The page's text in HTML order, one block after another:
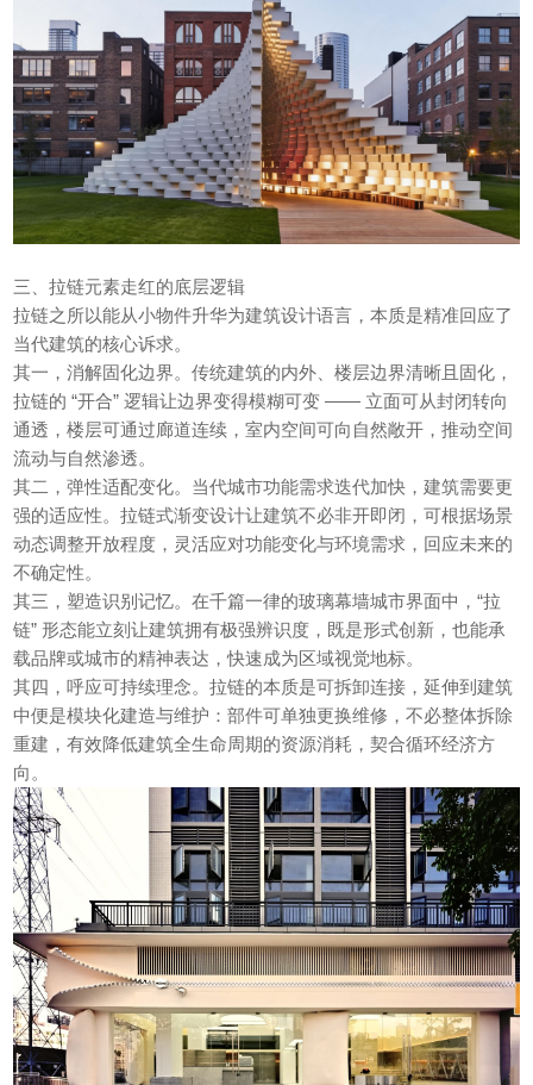
三、拉链元素走红的底层逻辑
拉链之所以能从小物件升华为建筑设计语言，本质是精准回应了
当代建筑的核心诉求。
其一，消解固化边界。传统建筑的内外、楼层边界清晰且固化，
拉链的 “开合” 逻辑让边界变得模糊可变 —— 立面可从封闭转向
通透，楼层可通过廊道连续，室内空间可向自然敞开，推动空间
流动与自然渗透。
其二，弹性适配变化。当代城市功能需求迭代加快，建筑需要更
强的适应性。拉链式渐变设计让建筑不必非开即闭，可根据场景
动态调整开放程度，灵活应对功能变化与环境需求，回应未来的
不确定性。
其三，塑造识别记忆。在千篇一律的玻璃幕墙城市界面中，“拉
链” 形态能立刻让建筑拥有极强辨识度，既是形式创新，也能承
载品牌或城市的精神表达，快速成为区域视觉地标。
其四，呼应可持续理念。拉链的本质是可拆卸连接，延伸到建筑
中便是模块化建造与维护：部件可单独更换维修，不必整体拆除
重建，有效降低建筑全生命周期的资源消耗，契合循环经济方
向。